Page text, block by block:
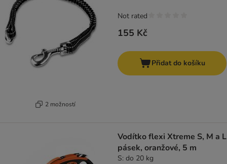
2 možností
155 Kč
Not rated
Přidat do košíku
Vodítko flexi Xtreme S, M a L
pásek, oranžové, 5 m
S: do 20 kg